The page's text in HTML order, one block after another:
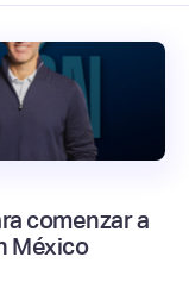
comenzar a
México